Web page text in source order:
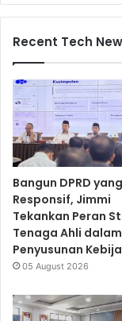
Recent Tech
Bangun DPRD yang
Responsif, Jimmi
Tekankan Peran
Tenaga Ahli dalam
Penyusunan
05 August 2026